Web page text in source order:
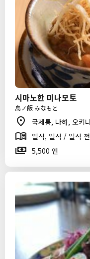
시마노한 미나모토
島ノ飯 みなもと
국제통, 나하, 오키
일식, 일식 / 일식
5,500 엔